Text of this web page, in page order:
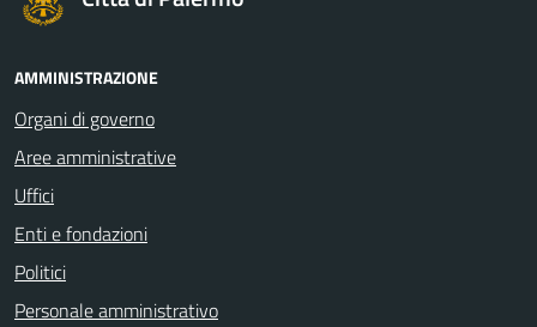
AMMINISTRAZIONE
Organi di governo
Aree amministrative
Uffici
Enti e fondazioni
Politici
Personale amministrativo